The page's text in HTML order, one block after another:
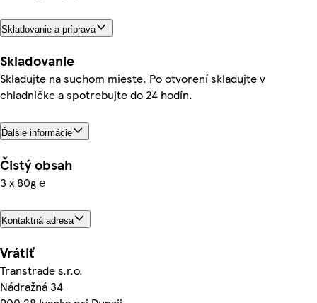
Skladovanie a príprava
Skladovanie
Skladujte na suchom mieste. Po otvorení skladujte v
chladničke a spotrebujte do 24 hodín.
Ďalšie informácie
Čistý obsah
3 x 80g ℮
Kontaktná adresa
Vrátiť
Transtrade s.r.o.
Nádražná 34